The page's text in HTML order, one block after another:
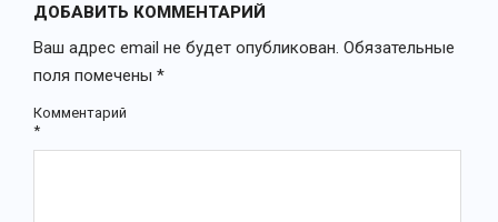
ДОБАВИТЬ КОММЕНТАРИЙ
Ваш адрес email не будет опубликован. Обязательные
поля помечены *
Комментарий
*